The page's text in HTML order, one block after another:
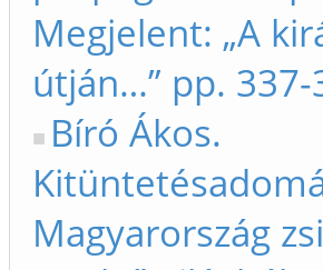
Megjelent: „A
útján…” pp. 337-
Bíró Ákos.
Magyarország